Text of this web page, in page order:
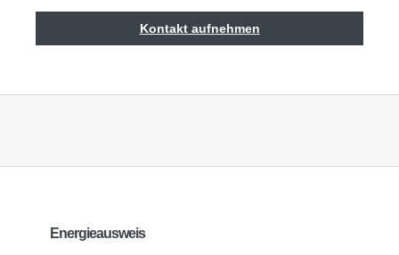
Kontakt aufnehmen
Energieausweis